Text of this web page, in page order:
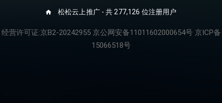
松松云上推广 - 共 277,126 位注册用户
经营许可证:京B2-20242955 京公网安备11011602000654号 京ICP备
15066518号